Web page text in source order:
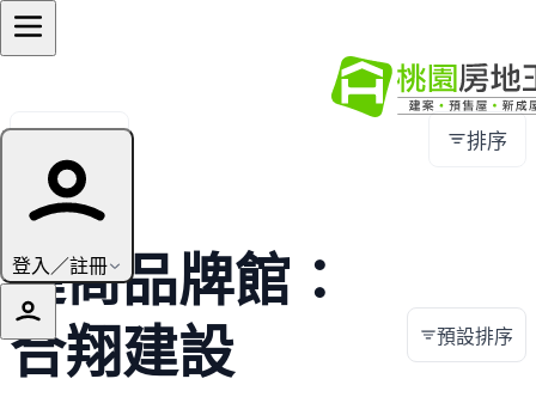
登入／註冊
排序
建商品牌館：
合翔建設
預設排序